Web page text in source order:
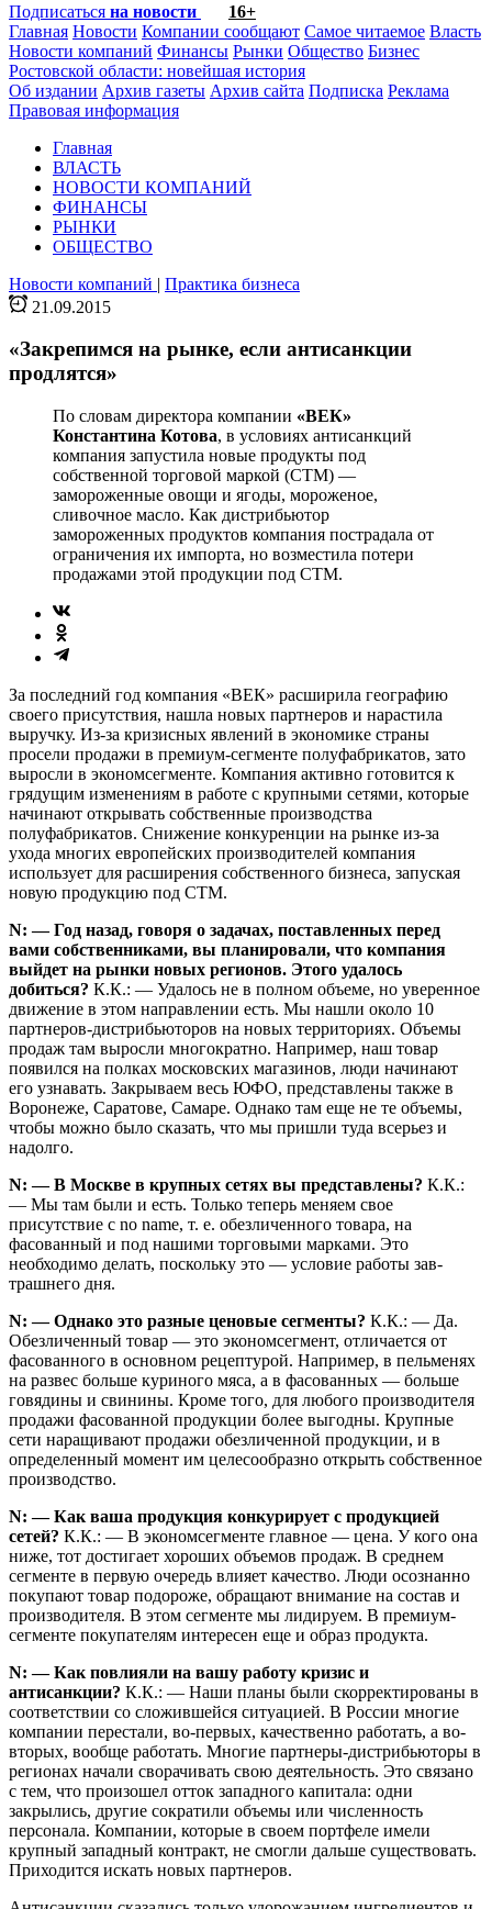
Подписаться на новости
16+
Главная Новости Компании сообщают Самое читаемое Власть
Новости компаний Финансы Рынки Общество Бизнес
Ростовской области: новейшая история
Об издании Архив газеты Архив сайта Подписка Реклама
Правовая информация
Главная
ВЛАСТЬ
НОВОСТИ КОМПАНИЙ
ФИНАНСЫ
РЫНКИ
ОБЩЕСТВО
Новости компаний | Практика бизнеса
21.09.2015
«Закрепимся на рынке, если антисанкции
продлятся»
По словам директора компании «ВЕК»
Константина Котова, в условиях антисанкций
компания запустила новые продукты под
собственной торговой маркой (СТМ) —
замороженные овощи и ягоды, мороженое,
сливочное масло. Как дистрибьютор
замороженных продуктов компания пострадала от
ограничения их импорта, но возместила потери
продажами этой продукции под СТМ.
За последний год компания «ВЕК» расширила географию
своего присутствия, нашла новых партнеров и нарастила
выручку. Из-за кризисных явлений в экономике страны
просели продажи в премиум-сегменте полуфабрикатов, зато
выросли в экономсегменте. Компания активно готовится к
грядущим изменениям в работе с крупными сетями, которые
начинают открывать собственные производства
полуфабрикатов. Снижение конкуренции на рынке из-за
ухода многих европейских производителей компания
использует для расширения собственного бизнеса, запуская
новую продукцию под СТМ.
N: — Год назад, говоря о задачах, поставленных перед
вами собственниками, вы планировали, что компания
выйдет на рынки новых регионов. Этого удалось
добиться? К.К.: — Удалось не в полном объеме, но уверенное
движение в этом направлении есть. Мы нашли около 10
партнеров-дистрибьюторов на новых территориях. Объемы
продаж там выросли многократно. Например, наш товар
появился на полках московских магазинов, люди начинают
его узнавать. Закрываем весь ЮФО, представлены также в
Воронеже, Саратове, Самаре. Однако там еще не те объемы,
чтобы можно было сказать, что мы пришли туда всерьез и
надолго.
N: — В Москве в крупных сетях вы представлены? К.К.:
— Мы там были и есть. Только теперь меняем свое
присутствие с no name, т. е. обез­личенного товара, на
фасованный и под нашими торговыми марками. Это
необходимо делать, поскольку это — условие работы зав­
трашнего дня.
N: — Однако это разные ценовые сегменты? К.К.: — Да.
Обезличенный товар — это экономсегмент, отличается от
фасованного в основном рецептурой. Например, в пельменях
на развес больше куриного мяса, а в фасованных — больше
говядины и свинины. Кроме того, для любого производителя
продажи фасованной продукции более выгодны. Крупные
сети наращивают продажи обезличенной продукции, и в
определенный момент им целесообразно открыть собственное
производство.
N: — Как ваша продукция конкурирует с продукцией
сетей? К.К.: — В экономсегменте главное — цена. У кого она
ниже, тот достигает хороших объемов продаж. В среднем
сегменте в первую очередь влияет качество. Люди осознанно
покупают товар подороже, обращают внимание на состав и
производителя. В этом сегменте мы лидируем. В премиум-
сегменте покупателям интересен еще и образ продукта.
N: — Как повлияли на вашу работу кризис и
антисанкции? К.К.: — Наши планы были скорректированы в
соответствии со сложившейся ситуацией. В России многие
компании перестали, во-первых, качественно работать, а во-
вторых, вообще работать. Многие партнеры-дистри­бью­торы в
регионах начали сворачивать свою деятельность. Это связано
с тем, что произошел отток западного капитала: одни
закрылись, другие сократили объемы или численность
персонала. Компании, которые в своем портфеле имели
крупный западный контракт, не смогли дальше существовать.
Приходится искать новых партнеров.